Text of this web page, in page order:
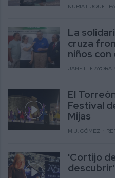
NURIA LUQUE |
La
cruza
niños con
JANETTE AYORA
El
Festival
Mijas
M.J. GÓMEZ
'Cortijo
descubrir'